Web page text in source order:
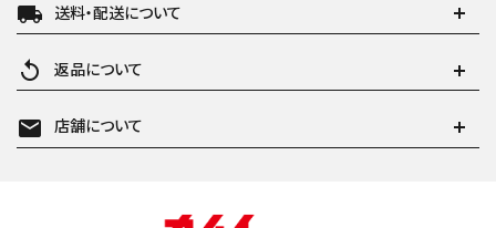
local_shipping 送料・配送について
replay 返品について
mail 店舗について